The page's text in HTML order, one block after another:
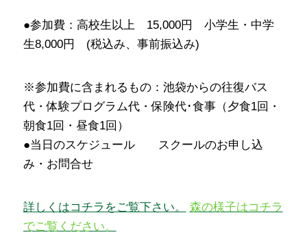
●参加費：高校生以上 15,000円 小学生・中学
生8,000円 (税込み、事前振込み)
※参加費に含まれるもの：池袋からの往復バス
代・体験プログラム代・保険代･食事（夕食1回・
朝食1回・昼食1回）
●当日のスケジュール スクールのお申し込
み・お問合せ
詳しくはコチラをご覧下さい。
森の様子はコチラ
でご覧ください。